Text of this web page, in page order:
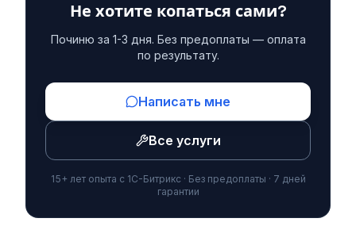
Не хотите копаться сами?
Починю за 1-3 дня. Без предоплаты — оплата
по результату.
Написать мне
Все услуги
15+ лет опыта с 1С-Битрикс · Без предоплаты · 7 дней
гарантии